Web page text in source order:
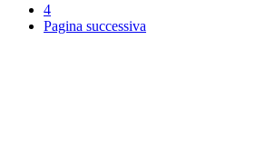
4
Pagina successiva